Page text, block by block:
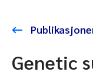
Genetic